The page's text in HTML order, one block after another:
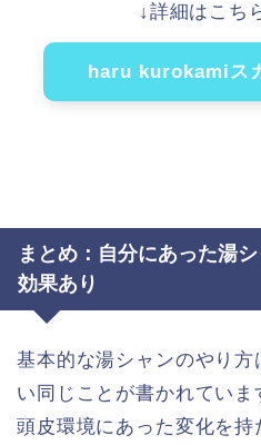
↓詳細はこち
haru kurokamiス
まとめ：自分にあった湯
効果あり
基本的な湯シャンのやり
い同じことが書かれてい
頭皮環境にあった変化を持